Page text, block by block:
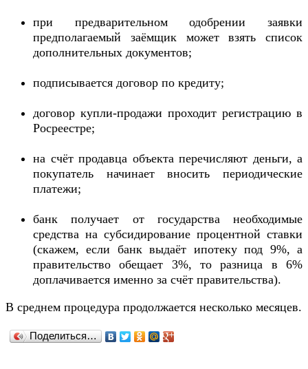
при предварительном одобрении заявки
предполагаемый заёмщик может взять список
дополнительных документов;
подписывается договор по кредиту;
договор купли-продажи проходит регистрацию в
Росреестре;
на счёт продавца объекта перечисляют деньги, а
покупатель начинает вносить периодические
платежи;
банк получает от государства необходимые
средства на субсидирование процентной ставки
(скажем, если банк выдаёт ипотеку под 9%, а
правительство обещает 3%, то разница в 6%
доплачивается именно за счёт правительства).
В среднем процедура продолжается несколько месяцев.
Поделиться…